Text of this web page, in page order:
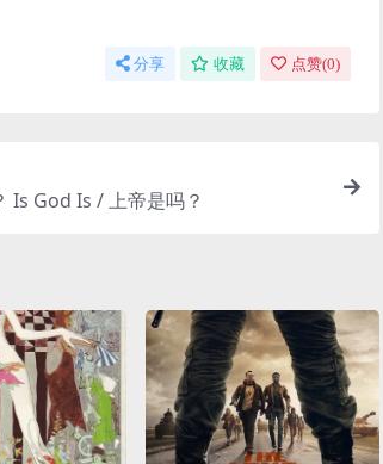
分享 收藏 点赞(0)
Is God Is / 上帝是吗？